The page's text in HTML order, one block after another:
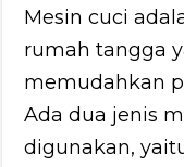
Mesin cuci
rumah tangga
memudahkan
Ada dua jenis
digunakan,